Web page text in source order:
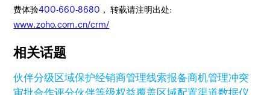
费体验400-660-8680 ， 转载请注明出处:
www.zoho.com.cn/crm/
相关话题
伙伴分级区域保护经销商管理线索报备商机管理冲突
审批合作评分伙伴等级权益覆盖区域配置渠道数据仪